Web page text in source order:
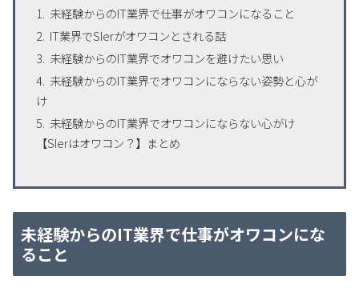
未経験からのIT業界で仕事がオワコンになること
IT業界でSIerがオワコンとされる話
未経験からのIT業界でオワコンを避けたい思い
未経験からのIT業界でオワコンにならない姿勢と心が
け
未経験からのIT業界でオワコンにならない心がけ
【SIerはオワコン？】まとめ
未経験からのIT業界で仕事がオワコンにな
ること